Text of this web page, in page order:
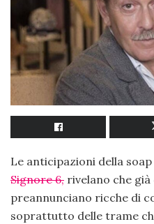
Le anticipazioni della
Signore 6, rivelano che
preannunciano ricche di
soprattutto delle trame